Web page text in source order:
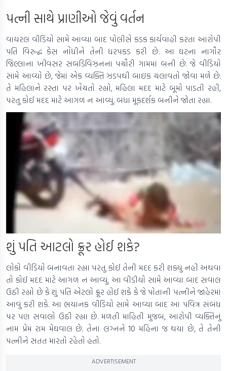
પત્ની સાથે પ્રાણીઓ જેવું વર્તન
વાયરલ વીડિયો સામે આવ્યા બાદ પોલીસે કડક કાર્યવાહી કરતા આરોપી
પતિ વિરુદ્ધ કેસ નોંધીને તેની ધરપકડ કરી છે. આ ઘટના નાગૌર
જિલ્લાના ખીંવસર સબડિવિઝનના પચૌરી ગામમાં બની છે. જે વીડિયો
સામે આવ્યો છે, જેમાં એક વ્યક્તિ ઝડપથી બાઇક ચલાવતો જોવા મળે છે.
તે મહિલાને રસ્તા પર ખેંચતો રહ્યો, મહિલા મદદ માટે બૂમો પાડતી રહી,
પરંતુ કોઈ મદદ માટે આગળ ન આવ્યું. બધા મૂકદર્શક બનીને જોતા રહ્યા.
શું પતિ આટલો ક્રૂર હોઈ શકે?
લોકો વીડિયો બનાવતા રહ્યા પરંતુ કોઈ તેની મદદ કરી શક્યું નહીં અથવા
તો કોઈ મદદ માટે આગળ ન આવ્યું. આ વીડીયો સામે આવ્યા બાદ સવાલ
ઉઠી રહ્યો છે કે શું પતિ એટલો ક્રૂર હોઈ શકે કે જે પોતાની પત્નીને જાહેરમાં
આવું કરી શકે. આ ભયાનક વીડિયો સામે આવ્યા બાદ આ પવિત્ર સંબંધ
પર પણ સવાલો ઉઠી રહ્યા છે. મળતી માહિતી મુજબ, આરોપી વ્યક્તિનું
નામ પ્રેમ રામ મેઘવાલ છે. તેના લગ્નને 10 મહિના જ થયા છે, તે તેની
પત્નીને સતત મારતો રહેતો હતો.
ADVERTISEMENT